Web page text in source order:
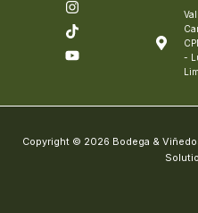
-
Copyright © 2026 Bodega &